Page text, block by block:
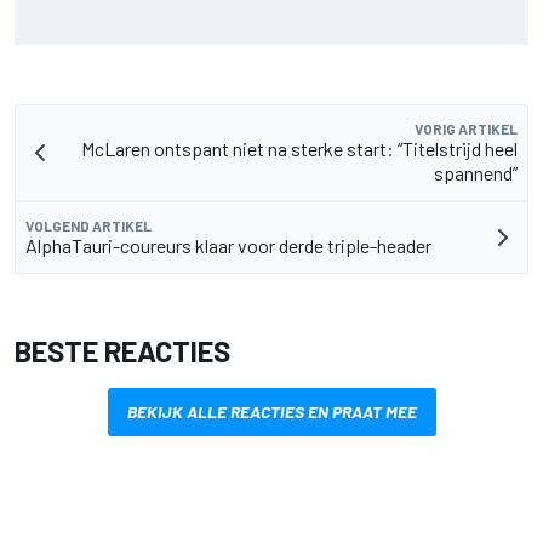
VORIG ARTIKEL
McLaren ontspant niet na sterke start: “Titelstrijd heel
spannend”
VOLGEND ARTIKEL
AlphaTauri-coureurs klaar voor derde triple-header
BESTE REACTIES
BEKIJK ALLE REACTIES EN PRAAT MEE